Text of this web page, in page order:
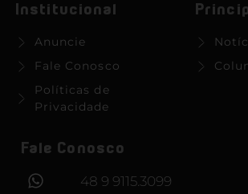
Institucional
Anuncie
Fale Conosco
Políticas de
Privacidade
Fale Conosco
48 9 9115.3099